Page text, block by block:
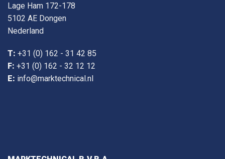
Lage Ham 172-178
5102 AE Dongen
Nederland
T: +31 (0) 162 - 31 42 85
F: +31 (0) 162 - 32 12 12
E: info@marktechnical.nl